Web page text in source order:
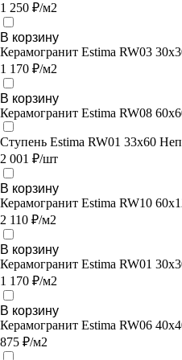
1 250 ₽/м2
В корзину
Керамогранит Estima RW03
1 170 ₽/м2
В корзину
Керамогранит Estima RW08
Ступень Estima RW01 33x60
2 001 ₽/шт
В корзину
Керамогранит Estima RW10
2 110 ₽/м2
В корзину
Керамогранит Estima RW01
1 170 ₽/м2
В корзину
Керамогранит Estima RW06
875 ₽/м2